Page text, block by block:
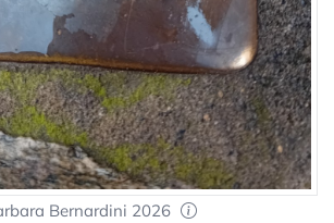
Bernardini 2026